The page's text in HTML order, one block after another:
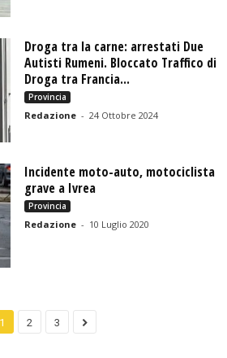
Droga tra la carne: arrestati Due
Autisti Rumeni. Bloccato Traffico di
Droga tra Francia...
Provincia
Redazione - 24 Ottobre 2024
Incidente moto-auto, motociclista
grave a Ivrea
Provincia
Redazione - 10 Luglio 2020
1 2 3